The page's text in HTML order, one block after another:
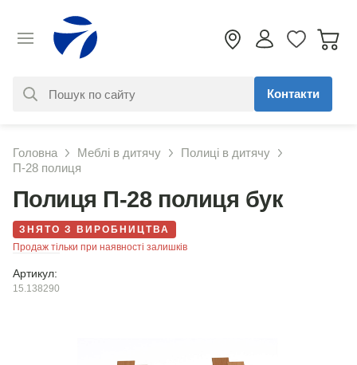
знайдено. Уточніть свій запит
Контакти
Головна Меблі в дитячу
Полиці в дитячу
П-28 полиця
Полиця П-28 полиця бук
ЗНЯТО З ВИРОБНИЦТВА
Продаж тільки при наявності залишків
Артикул:
15.138290